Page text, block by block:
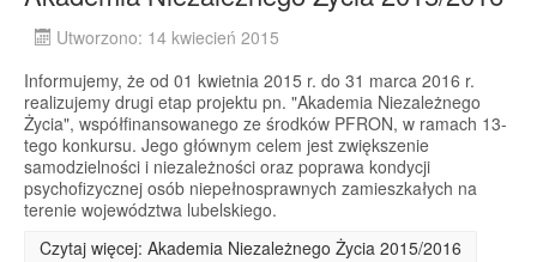
Utworzono: 14 kwiecień 2015
Informujemy, że od 01 kwietnia 2015 r. do 31 marca 2016 r.
realizujemy drugi etap projektu pn. "Akademia Niezależnego
Życia", współfinansowanego ze środków PFRON, w ramach 13-
tego konkursu. Jego głównym celem jest zwiększenie
samodzielności i niezależności oraz poprawa kondycji
psychofizycznej osób niepełnosprawnych zamieszkałych na
terenie województwa lubelskiego.
Czytaj więcej: Akademia Niezależnego Życia 2015/2016